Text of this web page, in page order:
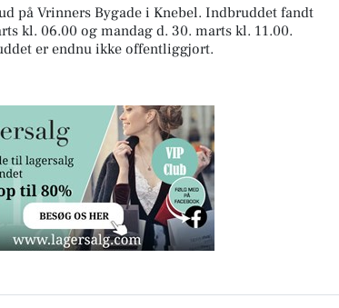
på Vrinners Bygade i Knebel. Indbruddet fandt
kl. 06.00 og mandag d. 30. marts kl. 11.00.
er endnu ikke offentliggjort.